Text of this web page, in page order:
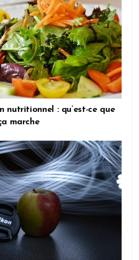
nutritionnel : qu’est-ce que
marche